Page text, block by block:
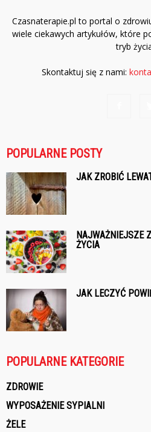
Czasnaterapie.pl to portal o
wiele ciekawych artykułów, które
tryb
Skontaktuj się z nami:
POPULARNE POSTY
JAK ZROBIĆ
NAJWAŻNIEJSZE
ŻYCIA
JAK LECZYĆ
POPULARNE KATEGORIE
ZDROWIE
WYPOSAŻENIE SYPIALNI
ŻELE